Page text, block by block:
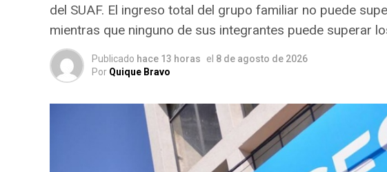
del SUAF. El ingreso total del grupo familiar no puede
mientras que ninguno de sus integrantes puede superar
Publicado hace 13 horas el 8 de agosto de 2026
Por Quique Bravo